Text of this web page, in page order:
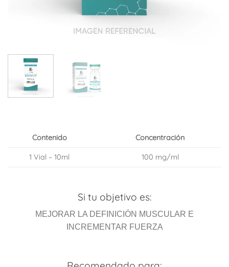
Contenido Concentración
1 Vial – 10ml 100 mg/ml
Si tu objetivo es:
MEJORAR LA DEFINICIÓN MUSCULAR E
INCREMENTAR FUERZA